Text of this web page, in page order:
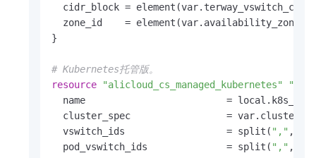
cidr_block =
zone_id    = element(var.availability_zone,
}
# Kubernetes托管版。
resource
"alicloud_cs_managed_kubernetes"
name
cluster_spec
  vswitch_ids                  = split(
"," ,
  pod_vswitch_ids              = split(
"," ,